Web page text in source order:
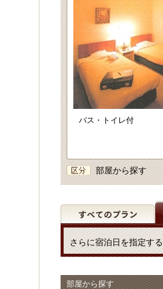
バス・トイレ付
部屋から探す
さらに宿泊日を指定する
部屋から探す